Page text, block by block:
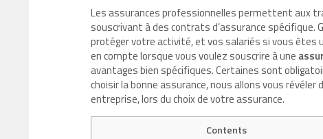
Les assurances professionnelles permettent aux
souscrivant à des contrats d’assurance spécifique.
protéger votre activité, et vos salariés si vous
en compte lorsque vous voulez souscrire à une
avantages bien spécifiques. Certaines sont
choisir la bonne assurance, nous allons vous
entreprise, lors du choix de votre assurance.
Contents